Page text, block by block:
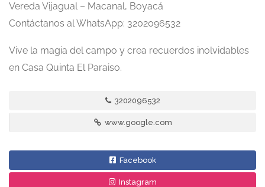
Vereda Vijagual – Macanal, Boyacá
Contáctanos al WhatsApp: 3202096532
Vive la magia del campo y crea recuerdos inolvidables
en Casa Quinta El Paraiso.
3202096532
www.google.com
Facebook
Instagram